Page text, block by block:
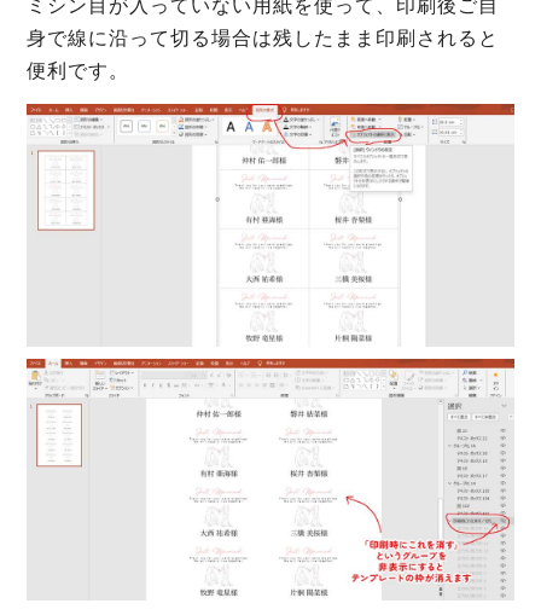
ミシン目が入っていない用紙を使って、印刷後ご自
身で線に沿って切る場合は残したまま印刷されると
便利です。